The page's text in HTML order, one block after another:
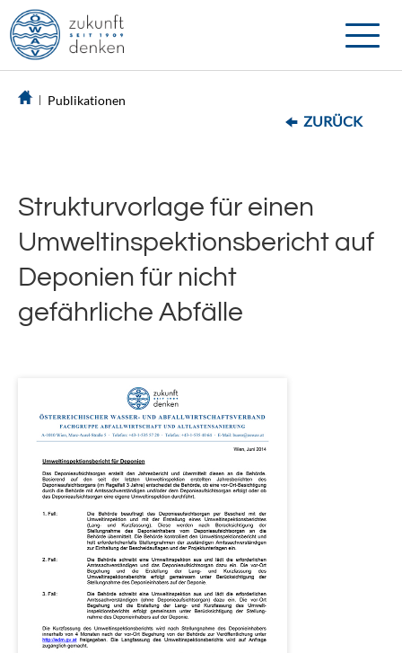
Toggle
Publikationen
ZURÜCK
Strukturvorlage für einen
Umweltinspektionsbericht auf
Deponien für nicht
gefährliche Abfälle